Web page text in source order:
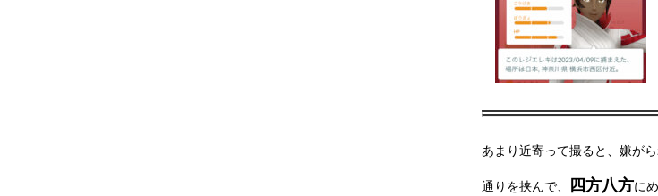
あまり近寄って撮ると、嫌が
通りを挟んで、 四方八方に